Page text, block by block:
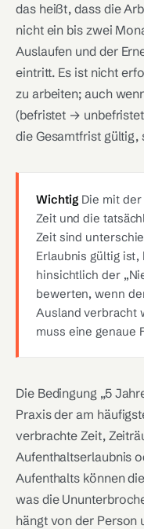
das heißt, dass die
nicht ein bis zwei
Auslaufen und der
eintritt. Es ist nicht
zu arbeiten; auch
(befristet →
die Gesamtfrist
Wichtig Die mit
Zeit und die
Zeit sind
Erlaubnis gültig ist,
hinsichtlich der
bewerten, wenn
Ausland verbracht
muss eine genaue
Die Bedingung „5
Praxis der am
verbrachte Zeit,
Aufenthaltserlaubnis
Aufenthalts können
was die
hängt von der Person